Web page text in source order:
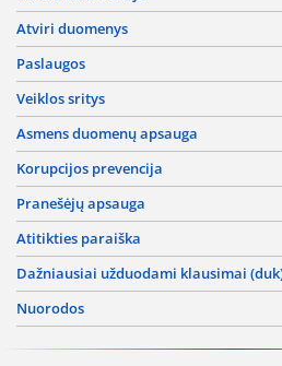
atviri duomenys
paslaugos
veiklos sritys
asmens duomenų apsauga
korupcijos prevencija
pranešėjų apsauga
atitikties paraiška
dažniausiai užduodami klausimai
nuorodos